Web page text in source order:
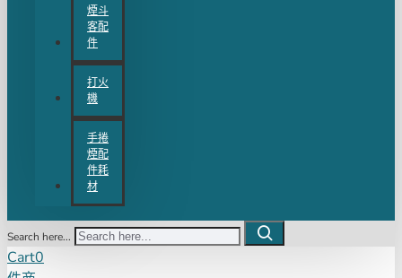
煙斗
客配
件
打火
機
手捲
煙配
件耗
材
Search here...
Cart0